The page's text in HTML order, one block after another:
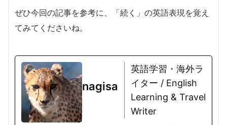
ぜひ今回の記事を参考に、「続く」の英語表現を覚え
てみてくださいね。
nagisa
英語学習・海外ラ
イター / English
Learning & Travel
Writer